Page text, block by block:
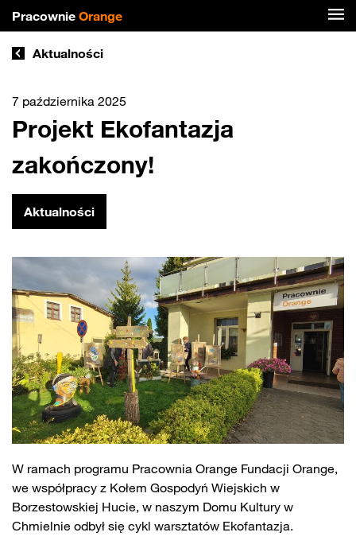
Pracownie Orange
Aktualności
7 października 2025
Projekt Ekofantazja
zakończony!
Aktualności
W ramach programu Pracownia Orange Fundacji Orange,
we współpracy z Kołem Gospodyń Wiejskich w
Borzestowskiej Hucie, w naszym Domu Kultury w
Chmielnie odbył się cykl warsztatów Ekofantazja.